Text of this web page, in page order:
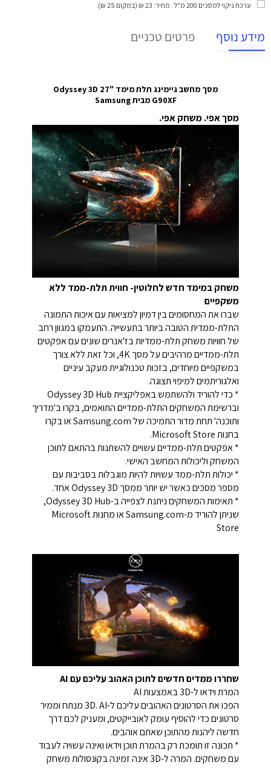
ערכת ניקוי למסכים 200 מ"ל
. מחיר: 23 ₪ (במקום 25 ₪).
מידע נוסף פרטים טכניים
מסך מחשב גיימינג תלת מימד "27 Odyssey 3D
G90XF מבית Samsung
מסך אפי. משחק אפי.
משחק במימד חדש לחלוטין- חווית תלת-ממד ללא
משקפיים
שברו את המחסומים בין דמיון למציאות עם איכות התמונה
התלת-ממדית הטובה ביותר בתעשייה. התעמקו במגוון רחב
של חוויות משחק תלת-ממדיות בז'אנרים שונים עם אפקטים
תלת-ממדיים מרהיבים על מסך 4K, וכל זאת ללא צורך
במשקפיים מיוחדים, בזכות טכנולוגיית מעקב עיניים
ואלגוריתמים למיפוי תצוגה.
* כדי להוריד ולהשתמש באפליקציית Odyssey 3D Hub
וברשימת המשחקים התלת-ממדיים התואמים, בקרו ב'מדריך
ותוכנה' תחת מדור התמיכה של Samsung.com או בקרו
בחנות Microsoft Store.
* אפקטים תלת-ממדיים עשויים להשתנות בהתאם לתוכן
המשחק וליכולות המחשב האישי.
* יכולות תלת-ממד עשויות להיות מוגבלות בסביבות עם
מספר מסכים כאשר יש יותר ממסך Odyssey 3D אחד.
* תאימות המשחקים ניתנת לצפייה ב-Odyssey 3D Hub,
שניתן להוריד מ-Samsung.com או מחנות Microsoft
Store
שחררו ממדים חדשים לתוכן האהוב עליכם עם AI
המרת וידאו ל-3D באמצעות AI
הפכו את הסרטונים האהובים עליכם ל-3D. AI מנתח וממיר
סרטונים כדי להוסיף עומק לאובייקטים, ומעניק לכם דרך
חדשה ליהנות מהתוכן שאתם אוהבים.
* תכונה זו תומכת רק בהמרת תוכן וידאו ואינה עשויה לעבוד
עם משחקים. המרה ל-3D אינה זמינה בקונסולות משחק